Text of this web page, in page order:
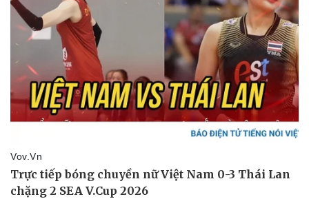
Vụ án
Tin nóng
Tư vấn luật
Quân sự - Quốc phòng
Việt Nam